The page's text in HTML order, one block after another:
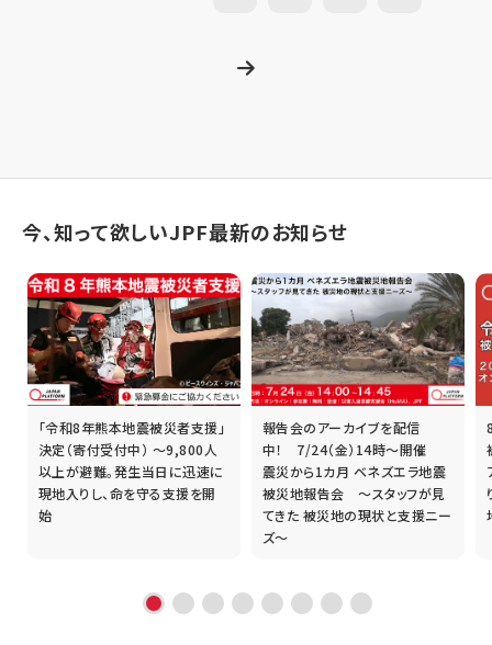
今、知って欲しいJPF最新のお知らせ
「令和8年熊本地震被災者支援」
決定（寄付受付中） ～9,800人
以上が避難。発生当日に迅速に
現地入りし、命を守る支援を開
始
報告会のアーカイブを配信
中！ 7/24（金）14時～開催
震災から1カ月 ベネズエラ地震
被災地報告会 ～スタッフが見
てきた 被災地の現状と支援ニー
ズ～